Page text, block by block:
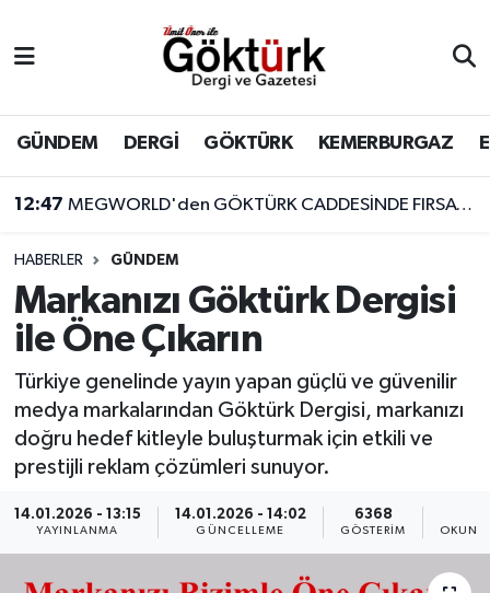
GÜNDEM DERGİ GÖKTÜRK KEMERBURGAZ
12:47 MEGWORLD'den GÖKTÜRK CADDESİNDE FIRSAT!!! DEVREN KİRALIK CAFE
HABERLER GÜNDEM
Markanızı Göktürk Dergisi
ile Öne Çıkarın
Türkiye genelinde yayın yapan güçlü ve güvenilir
medya markalarından Göktürk Dergisi, markanızı
doğru hedef kitleyle buluşturmak için etkili ve
prestijli reklam çözümleri sunuyor.
14.01.2026 - 13:15
YAYINLANMA
14.01.2026 - 14:02
GÜNCELLEME
6368
GÖSTERIM
BİLİM
DERGİ
DÜNYA
EĞİTİM
EKONOMİ
GÖKTÜRK
GÜNDEM
KEMERBURGAZ
KÜLTÜR - SANAT
Eyüpsultan Hava Durumu
Eyüpsultan Trafik Yoğunluk Haritası
Süper Lig Puan Durumu ve Fikstür
Tüm Manşetler
Son Dakika Haberleri
Haber Arşivi